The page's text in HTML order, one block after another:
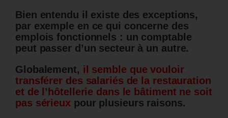
Bien entendu il existe des exceptions,
par exemple en ce qui concerne des
emplois fonctionnels : un comptable
peut passer d’un secteur à un autre.
Globalement, il semble que vouloir
transférer des salariés de la restauration
et de l’hôtellerie dans le bâtiment ne soit
pas sérieux pour plusieurs raisons.